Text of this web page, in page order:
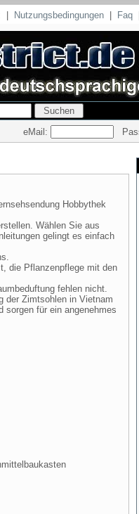
Nutzungsbedingungen Faq
eMail:
Hobbythek
Wählen Sie aus
gelingt es einfach
die Pflanzenpflege mit den
fehlen nicht.
der Zimtsohlen in Vietnam
sorgen für ein angenehmes